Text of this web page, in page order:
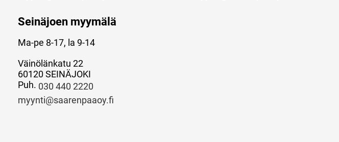
Seinäjoen myymälä
Ma-pe 8-17, la 9-14
Väinölänkatu 22
60120 SEINÄJOKI
Puh. 030 440 2220
myynti@saarenpaaoy.fi